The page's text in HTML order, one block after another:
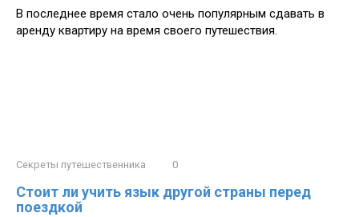
В последнее время стало очень популярным сдавать в
аренду квартиру на время своего путешествия.
Секреты путешественника 0
Стоит ли учить язык другой страны перед
поездкой